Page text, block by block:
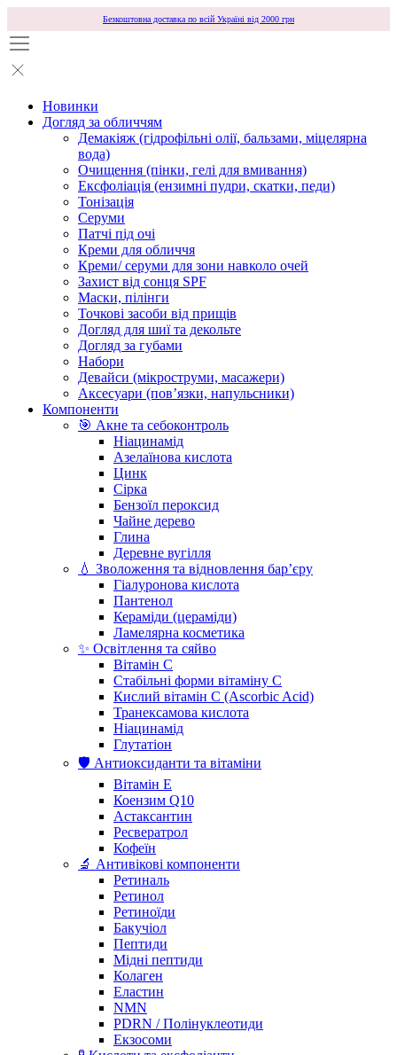
Безкоштовна доставка по всій Україні від 2000 грн
Новинки
Догляд за обличчям
Демакіяж (гідрофільні олії, бальзами, міцелярна
вода)
Очищення (пінки, гелі для вмивання)
Ексфоліація (ензимні пудри, скатки, педи)
Тонізація
Серуми
Патчі під очі
Креми для обличчя
Креми/ серуми для зони навколо очей
Захист від сонця SPF
Маски, пілінги
Точкові засоби від прищів
Догляд для шиї та декольте
Догляд за губами
Набори
Девайси (мікроструми, масажери)
Аксесуари (повʼязки, напульсники)
Компоненти
🎯 Акне та себоконтроль
Ніацинамід
Азелаїнова кислота
Цинк
Сірка
Бензоїл пероксид
Чайне дерево
Глина
Деревне вугілля
💧 Зволоження та відновлення бар’єру
Гіалуронова кислота
Пантенол
Кераміди (цераміди)
Ламелярна косметика
✨ Освітлення та сяйво
Вітамін С
Стабільні форми вітаміну С
Кислий вітамін С (Ascorbic Acid)
Транексамова кислота
Ніацинамід
Глутатіон
🛡️ Антиоксиданти та вітаміни
Вітамін Е
Коензим Q10
Астаксантин
Ресвератрол
Кофеїн
🔬 Антивікові компоненти
Ретиналь
Ретинол
Ретиноїди
Бакучіол
Пептиди
Мідні пептиди
Колаген
Еластин
NMN
PDRN / Полінуклеотиди
Екзосоми